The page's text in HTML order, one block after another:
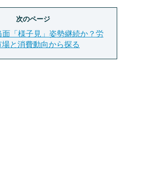
次のページ
「様子見」姿勢継続か？労
場と消費動向から探る